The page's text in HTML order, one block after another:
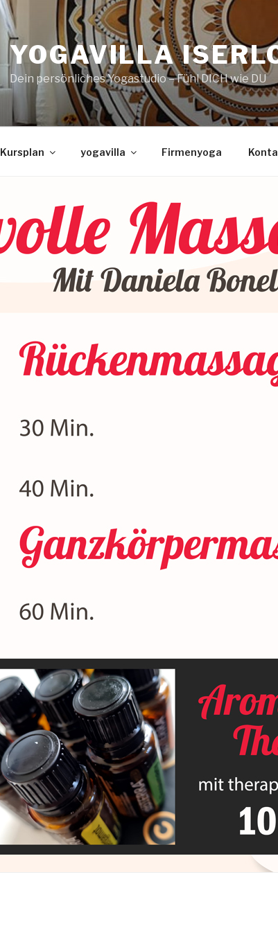
YOGAVILLA
Dein persönliches Yogastudio – Fühl DICH wie DU
Kursplan yogavilla Firmenyoga